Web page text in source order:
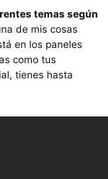
temas según
de mis cosas
en los paneles
como tus
tienes hasta